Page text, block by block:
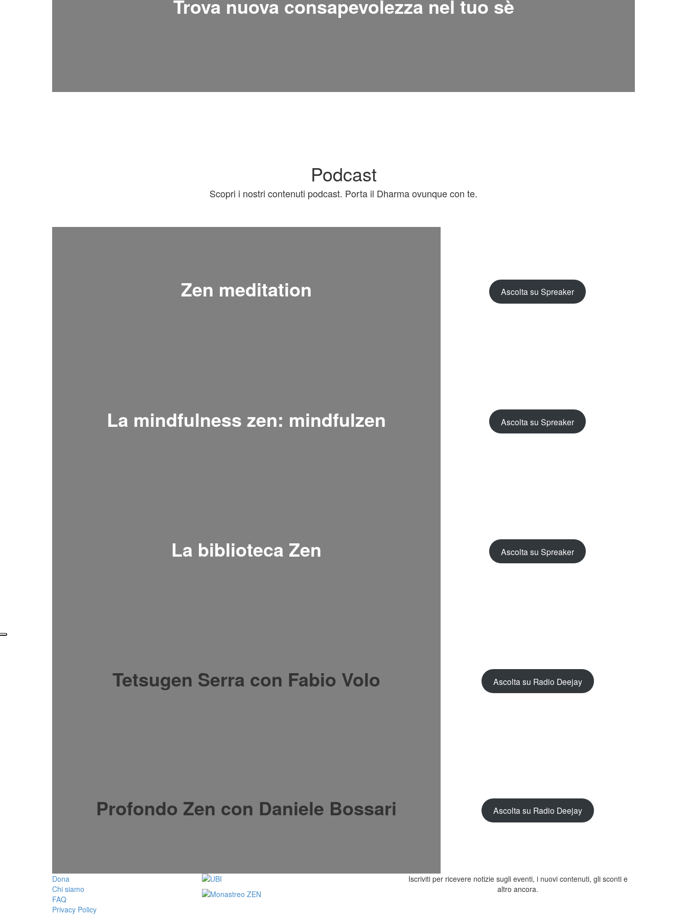
Trova nuova consapevolezza nel tuo sè
Podcast
Scopri i nostri contenuti podcast. Porta il Dharma ovunque con te.
Zen meditation Ascolta su Spreaker
La mindfulness zen: mindfulzen Ascolta su Spreaker
La biblioteca Zen Ascolta su Spreaker
Tetsugen Serra con Fabio Volo Ascolta su Radio Deejay
Profondo Zen con Daniele Bossari Ascolta su Radio Deejay
Dona
Chi siamo
FAQ
Privacy Policy
Iscriviti per ricevere notizie sugli eventi, i nuovi contenuti, gli sconti e
altro ancora.